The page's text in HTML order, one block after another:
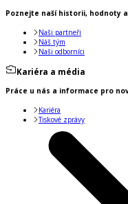
Poznejte naší historii, hodnoty
Naši partneři
Náš tým
Naši odborníci
Kariéra a média
Práce u nás a informace pro
Kariéra
Tiskové zprávy